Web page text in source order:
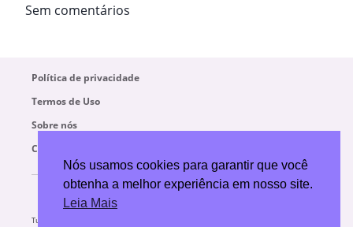
Sem comentários
Política de privacidade
Termos de Uso
Sobre nós
Contato
Turismo no
Nós usamos cookies para garantir que você
obtenha a melhor experiência em nosso site.
Leia Mais